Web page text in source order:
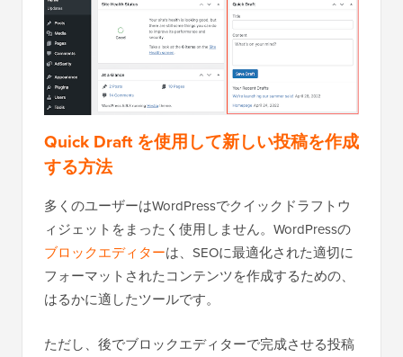
Quick Draft を使用して新しい投稿を作成
する方法
多くのユーザーはWordPressでクイックドラフトウ
ィジェットをまったく使用しません。WordPressの
ブロックエディターは、SEOに最適化された適切に
フォーマットされたコンテンツを作成するための、
はるかに適したツールです。
ただし、後でブロックエディターで完成させる投稿